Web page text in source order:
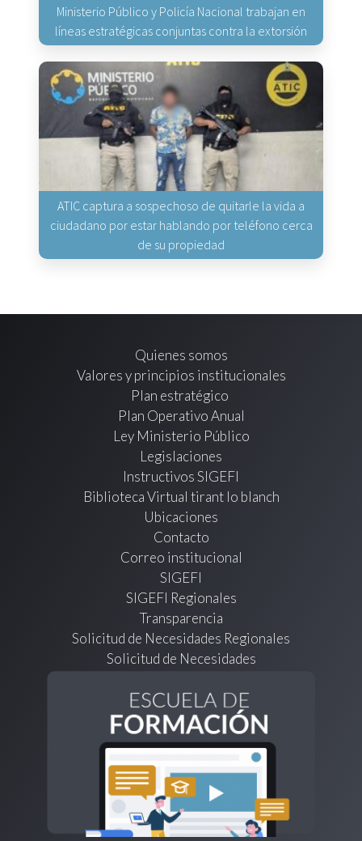
Ministerio Público y Policía Nacional trabajan en
líneas estratégicas conjuntas contra la extorsión
ATIC captura a sospechoso de quitarle la vida a
ciudadano por estar hablando por teléfono cerca
de su propiedad
Quienes somos
Valores y principios institucionales
Plan estratégico
Plan Operativo Anual
Ley Ministerio Público
Legislaciones
Instructivos SIGEFI
Biblioteca Virtual tirant lo blanch
Ubicaciones
Contacto
Correo institucional
SIGEFI
SIGEFI Regionales
Transparencia
Solicitud de Necesidades Regionales
Solicitud de Necesidades